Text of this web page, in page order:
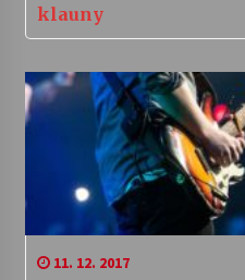
klauny
11. 12. 2017